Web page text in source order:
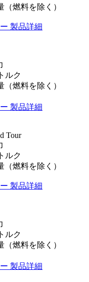
（燃料を除く）
製品詳細
ルク
（燃料を除く）
製品詳細
Tour
ルク
（燃料を除く）
製品詳細
ルク
（燃料を除く）
製品詳細